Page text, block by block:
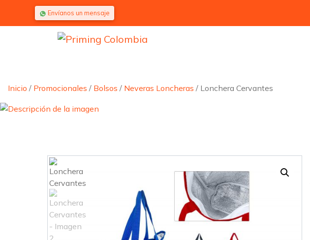
Saltar al contenido
Envíanos un mensaje
Inicio / Promocionales / Bolsos / Neveras Loncheras / Lonchera Cervantes